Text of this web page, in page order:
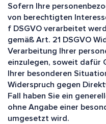
Sofern Ihre
von berechtigten
f DSGVO verarbeitet
gemäß Art. 21 DSGVO
Verarbeitung Ihrer
einzulegen, soweit dafür
Ihrer besonderen
Widerspruch gegen
Fall haben Sie ein
ohne Angabe einer
umgesetzt wird.